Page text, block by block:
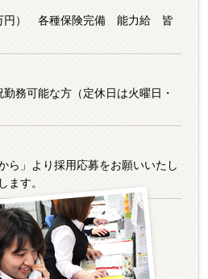
円） 各種保険完備 能力給 皆
務可能な方（定休日は火曜日・
ら」より採用応募をお願いいたし
ます。